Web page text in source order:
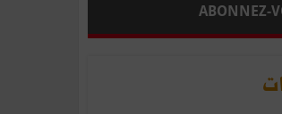
ABONNEZ-